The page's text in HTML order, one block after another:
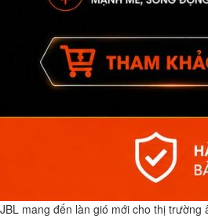
JBL mang đến làn gió mới cho thị trường